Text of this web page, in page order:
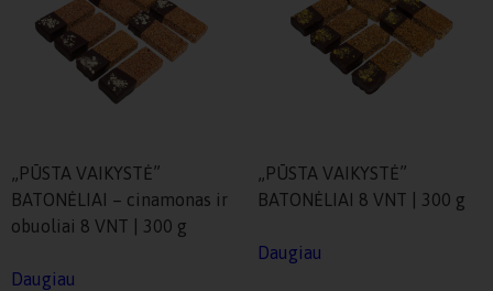
„PŪSTA VAIKYSTĖ”
BATONĖLIAI – cinamonas ir
obuoliai 8 VNT | 300 g
Daugiau
„PŪSTA VAIKYSTĖ”
BATONĖLIAI 8 VNT | 300 g
Daugiau